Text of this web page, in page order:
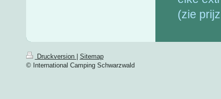
(zie
Druckversion
Sitemap
© International Camping Schwarzwald